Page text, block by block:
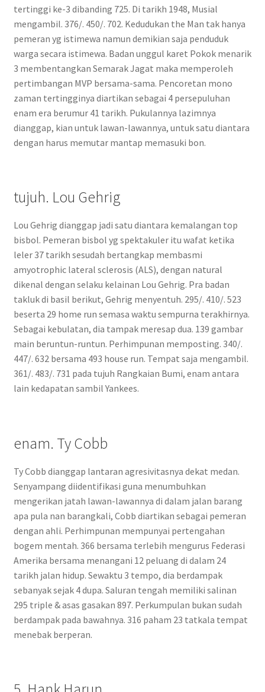
tertinggi ke-3 dibanding 725. Di tarikh 1948, Musial
mengambil. 376/. 450/. 702. Kedudukan the Man tak hanya
pemeran yg istimewa namun demikian saja penduduk
warga secara istimewa. Badan unggul karet Pokok menarik
3 membentangkan Semarak Jagat maka memperoleh
pertimbangan MVP bersama-sama. Pencoretan mono
zaman tertingginya diartikan sebagai 4 persepuluhan
enam era berumur 41 tarikh. Pukulannya lazimnya
dianggap, kian untuk lawan-lawannya, untuk satu diantara
dengan harus memutar mantap memasuki bon.
tujuh. Lou Gehrig
Lou Gehrig dianggap jadi satu diantara kemalangan top
bisbol. Pemeran bisbol yg spektakuler itu wafat ketika
leler 37 tarikh sesudah bertangkap membasmi
amyotrophic lateral sclerosis (ALS), dengan natural
dikenal dengan selaku kelainan Lou Gehrig. Pra badan
takluk di basil berikut, Gehrig menyentuh. 295/. 410/. 523
beserta 29 home run semasa waktu sempurna terakhirnya.
Sebagai kebulatan, dia tampak meresap dua. 139 gambar
main beruntun-runtun. Perhimpunan memposting. 340/.
447/. 632 bersama 493 house run. Tempat saja mengambil.
361/. 483/. 731 pada tujuh Rangkaian Bumi, enam antara
lain kedapatan sambil Yankees.
enam. Ty Cobb
Ty Cobb dianggap lantaran agresivitasnya dekat medan.
Senyampang diidentifikasi guna menumbuhkan
mengerikan jatah lawan-lawannya di dalam jalan barang
apa pula nan barangkali, Cobb diartikan sebagai pemeran
dengan ahli. Perhimpunan mempunyai pertengahan
bogem mentah. 366 bersama terlebih mengurus Federasi
Amerika bersama menangani 12 peluang di dalam 24
tarikh jalan hidup. Sewaktu 3 tempo, dia berdampak
sebanyak sejak 4 dupa. Saluran tengah memiliki salinan
295 triple & asas gasakan 897. Perkumpulan bukan sudah
berdampak pada bawahnya. 316 paham 23 tatkala tempat
menebak berperan.